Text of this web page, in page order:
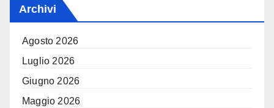
Archivi
Agosto 2026
Luglio 2026
Giugno 2026
Maggio 2026